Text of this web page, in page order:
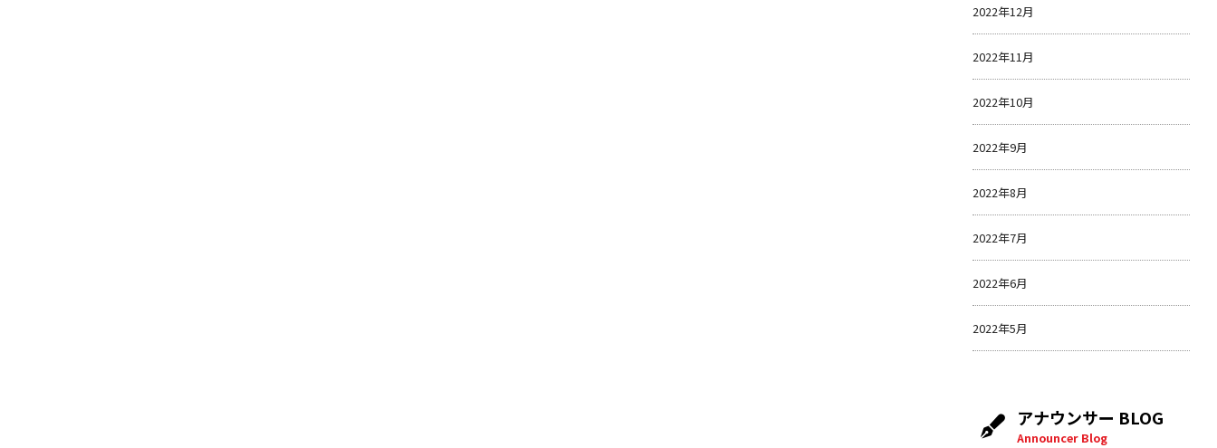
2022年12月
2022年11月
2022年10月
2022年9月
2022年8月
2022年7月
2022年6月
2022年5月
アナウンサー BLOG
Announcer Blog